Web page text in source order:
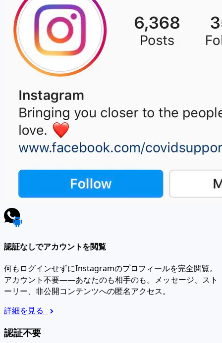
認証なしでアカウントを閲覧
何もログインせずにInstagramのプロフィールを完全閲覧。
アカウント不要——あなたのも相手のも。メッセージ、スト
ーリー、非公開コンテンツへの匿名アクセス。
詳細を見る
認証不要